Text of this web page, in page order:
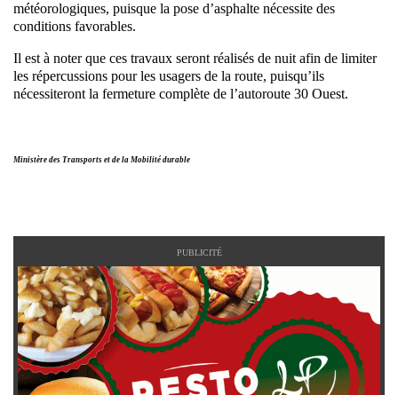
météorologiques, puisque la pose d’asphalte nécessite des
conditions favorables.
Il est à noter que ces travaux seront réalisés de nuit afin de limiter
les répercussions pour les usagers de la route, puisqu’ils
nécessiteront la fermeture complète de l’autoroute 30 Ouest.
Ministère des Transports et de la Mobilité durable
PUBLICITÉ